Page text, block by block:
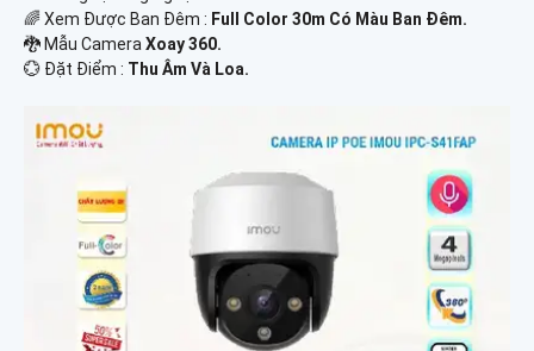
🌈 Xem Được Ban Đêm : Full Color 30m Có Màu Ban Ðêm.
🐉️ Mẫu Camera Xoay 360.
️💮 Đặt Điểm : Thu Âm Và Loa.